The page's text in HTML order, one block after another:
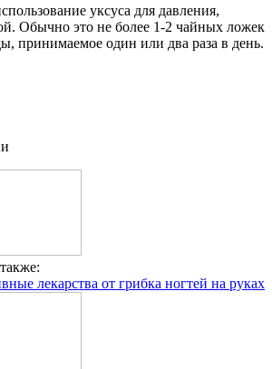
уксуса для давления,
Обычно это не более 1-2 чайных ложек
принимаемое один или два раза в день.
лекарства от грибка ногтей на руках